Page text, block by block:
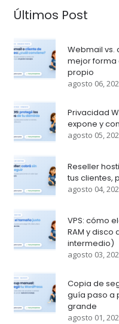
Últimos Post
Webmail vs.
mejor forma
propio
agosto 06,
Privacidad
expone y
agosto 05,
Reseller
tus clientes,
agosto 04,
VPS: cómo
RAM y disco
intermedio)
agosto 03,
Copia de
guía paso a
grande
agosto 01,